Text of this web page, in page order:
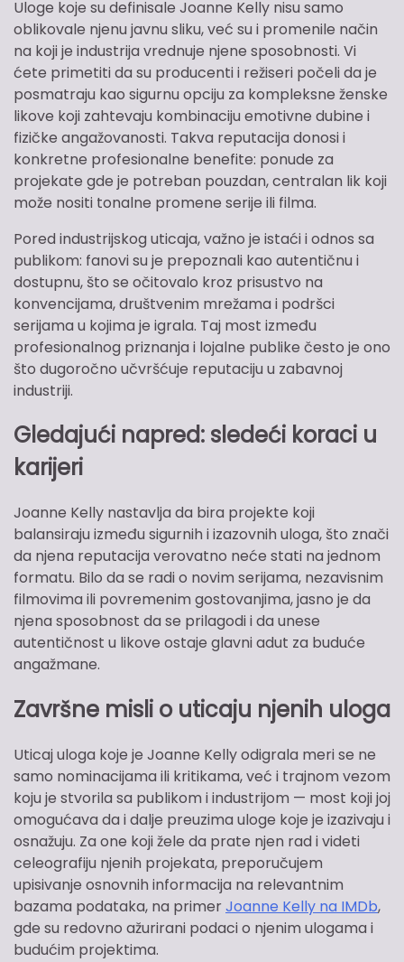
Uloge koje su definisale Joanne Kelly nisu samo
oblikovale njenu javnu sliku, već su i promenile način
na koji je industrija vrednuje njene sposobnosti. Vi
ćete primetiti da su producenti i režiseri počeli da je
posmatraju kao sigurnu opciju za kompleksne ženske
likove koji zahtevaju kombinaciju emotivne dubine i
fizičke angažovanosti. Takva reputacija donosi i
konkretne profesionalne benefite: ponude za
projekate gde je potreban pouzdan, centralan lik koji
može nositi tonalne promene serije ili filma.
Pored industrijskog uticaja, važno je istaći i odnos sa
publikom: fanovi su je prepoznali kao autentičnu i
dostupnu, što se očitovalo kroz prisustvo na
konvencijama, društvenim mrežama i podršci
serijama u kojima je igrala. Taj most između
profesionalnog priznanja i lojalne publike često je ono
što dugoročno učvršćuje reputaciju u zabavnoj
industriji.
Gledajući napred: sledeći koraci u
karijeri
Joanne Kelly nastavlja da bira projekte koji
balansiraju između sigurnih i izazovnih uloga, što znači
da njena reputacija verovatno neće stati na jednom
formatu. Bilo da se radi o novim serijama, nezavisnim
filmovima ili povremenim gostovanjima, jasno je da
njena sposobnost da se prilagodi i da unese
autentičnost u likove ostaje glavni adut za buduće
angažmane.
Završne misli o uticaju njenih uloga
Uticaj uloga koje je Joanne Kelly odigrala meri se ne
samo nominacijama ili kritikama, već i trajnom vezom
koju je stvorila sa publikom i industrijom — most koji joj
omogućava da i dalje preuzima uloge koje je izazivaju i
osnažuju. Za one koji žele da prate njen rad i videti
celeografiju njenih projekata, preporučujem
upisivanje osnovnih informacija na relevantnim
bazama podataka, na primerJoanne Kelly na IMDb,
gde su redovno ažurirani podaci o njenim ulogama i
budućim projektima.